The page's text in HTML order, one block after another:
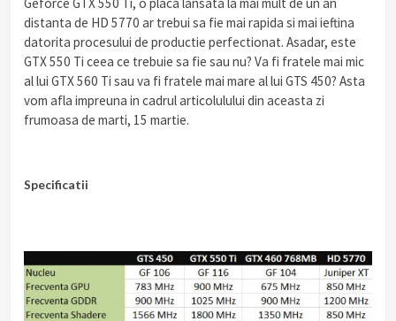
Geforce GTX 550 Ti, o placa lansata la mai mult de un an
distanta de HD 5770 ar trebui sa fie mai rapida si mai ieftina
datorita procesului de productie perfectionat. Asadar, este
GTX 550 Ti ceea ce trebuie sa fie sau nu? Va fi fratele mai mic
al lui GTX 560 Ti sau va fi fratele mai mare al lui GTS 450? Asta
vom afla impreuna in cadrul articolulului din aceasta zi
frumoasa de marti, 15 martie.
Specificatii